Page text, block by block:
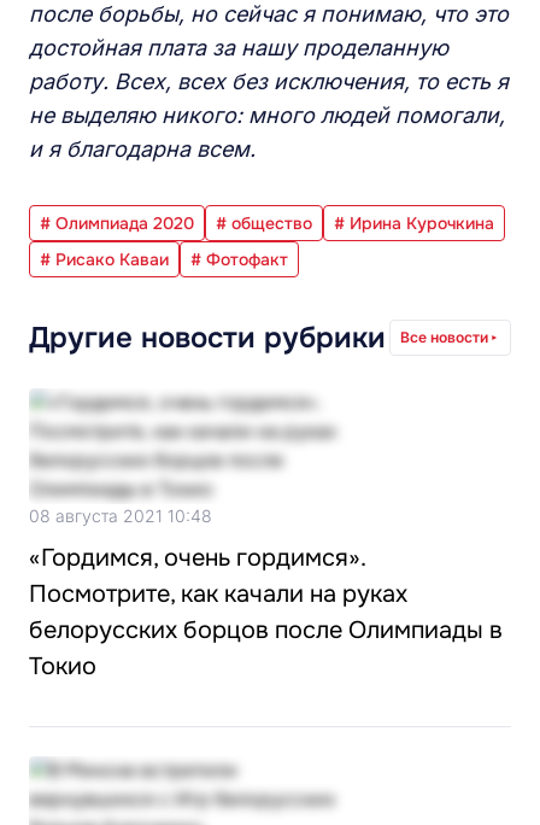
после борьбы, но сейчас я понимаю, что это
достойная плата за нашу проделанную
работу. Всех, всех без исключения, то есть я
не выделяю никого: много людей помогали,
и я благодарна всем.
# Олимпиада 2020 # общество
# Ирина Курочкина
# Рисако Каваи
# Фотофакт
Другие новости рубрики Все новости
08 августа 2021 10:48
«Гордимся, очень гордимся».
Посмотрите, как качали на руках
белорусских борцов после Олимпиады в
Токио